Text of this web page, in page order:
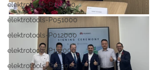
elektrotools-P112000
elektrotools-P051000
elektrotools-P012000
elektrotools-P132000
elektrotools-P993000